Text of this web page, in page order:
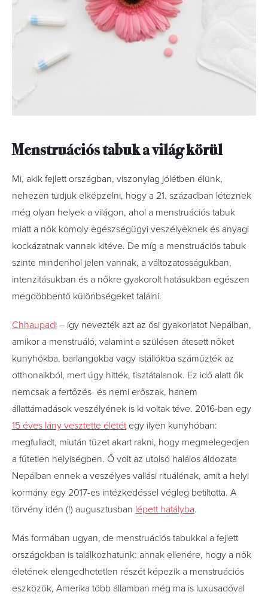
Menstruációs tabuk a világ körül
Mi, akik fejlett országban, viszonylag jólétben élünk,
nehezen tudjuk elképzelni, hogy a 21. században léteznek
még olyan helyek a világon, ahol a menstruációs tabuk
miatt a nők komoly egészségügyi veszélyeknek és anyagi
kockázatnak vannak kitéve. De míg a menstruációs tabuk
szinte mindenhol jelen vannak, a változatosságukban,
intenzitásukban és a nőkre gyakorolt hatásukban egészen
megdöbbentő különbségeket találni.
Chhaupadi – így nevezték azt az ősi gyakorlatot Nepálban,
amikor a menstruáló, valamint a szülésen átesett nőket
kunyhókba, barlangokba vagy istállókba száműzték az
otthonaikból, mert úgy hitték, tisztátalanok. Ez idő alatt ők
nemcsak a fertőzés- és nemi erőszak, hanem
állattámadások veszélyének is ki voltak téve. 2016-ban egy
15 éves lány vesztette életétegy ilyen kunyhóban:
megfulladt, miután tüzet akart rakni, hogy megmelegedjen
a fűtetlen helyiségben. Ő volt az utolsó halálos áldozata
Nepálban ennek a veszélyes vallási rituálénak, amit a helyi
kormány egy 2017-es intézkedéssel végleg betiltotta. A
törvény idén (!) augusztusban lépett hatályba.
Más formában ugyan, de menstruációs tabukkal a fejlett
országokban is találkozhatunk: annak ellenére, hogy a nők
életének elengedhetetlen részét képezik a menstruációs
eszközök, Amerika több államban még ma is luxusadóval